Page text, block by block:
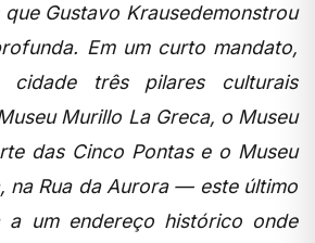
Gustavo Krausedemonstrou
Em um curto mandato,
cidade três pilares culturais
Murillo La Greca, o Museu
das Cinco Pontas e o Museu
na Rua da Aurora — este último
a um endereço histórico onde